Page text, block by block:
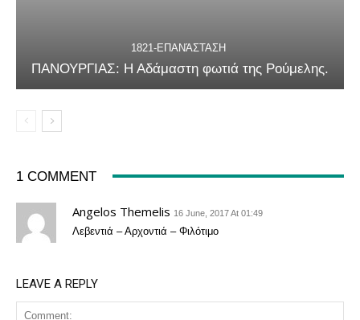
1821-ΕΠΑΝΆΣΤΑΣΗ
ΠΑΝΟΥΡΓΙΑΣ: Η Αδάμαστη φωτιά της Ρούμελης.
1 COMMENT
Angelos Themelis 16 June, 2017 At 01:49
Λεβεντιά – Αρχοντιά – Φιλότιμο
LEAVE A REPLY